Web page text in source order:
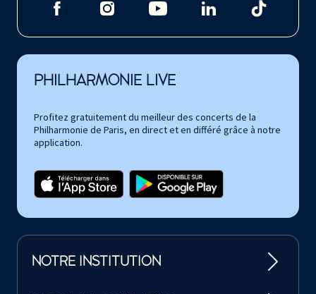
PHILHARMONIE LIVE
Profitez gratuitement du meilleur des concerts de la
Philharmonie de Paris, en direct et en différé grâce à notre
application.
NOTRE INSTITUTION